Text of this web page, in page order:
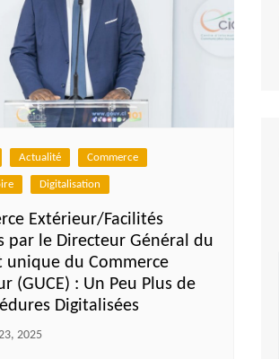
Actualité Commerce
Digitalisation
Extérieur/Facilités
par le Directeur Général du
unique du Commerce
(GUCE) : Un Peu Plus de
Digitalisées
2025